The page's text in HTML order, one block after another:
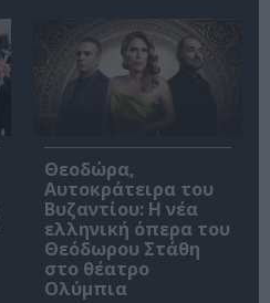
Θεοδώρα,
Αυτοκράτειρα του
Βυζαντίου: Η νέα
ελληνική όπερα του
Θεόδωρου Στάθη
στο θέατρο
Ολύμπια